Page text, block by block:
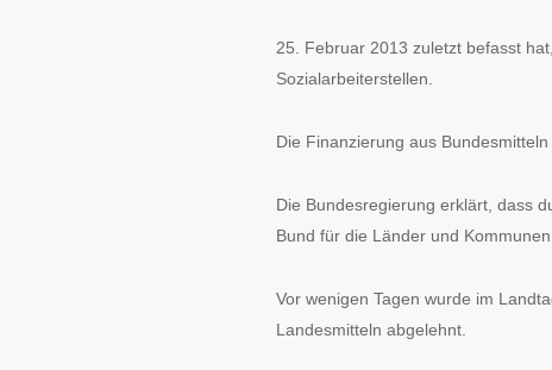
25. Februar 2013 zuletzt befasst
Sozialarbeiterstellen.
Die Finanzierung aus
Die Bundesregierung erklärt, dass
Bund für die Länder und
Vor wenigen Tagen wurde im
Landesmitteln abgelehnt.